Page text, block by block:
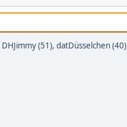
DHJimmy (51), datDüsselchen (40)